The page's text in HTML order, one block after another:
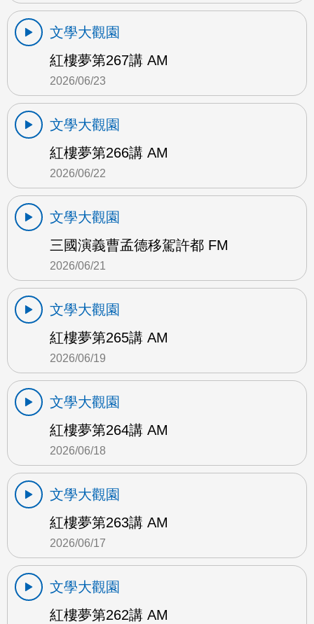
文學大觀園
紅樓夢第267講 AM
2026/06/23
文學大觀園
紅樓夢第266講 AM
2026/06/22
文學大觀園
三國演義曹孟德移駕許都 FM
2026/06/21
文學大觀園
紅樓夢第265講 AM
2026/06/19
文學大觀園
紅樓夢第264講 AM
2026/06/18
文學大觀園
紅樓夢第263講 AM
2026/06/17
文學大觀園
紅樓夢第262講 AM